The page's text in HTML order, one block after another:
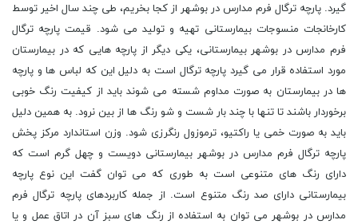
گیرد. پارچه ترگال فرم مدارس در بوشهر از کجا بخریم، طی چند سال اخیر توسط
کارخانجات منسوجات بیمارستانی تهیه و تولید می شود. قیمت پارچه ترگال
فرم مدارس در بوشهر بیمارستانی، یکی دیگر از پارچه هایی که در بیمارستان
مورد استفاده قرار می گیرد پارچه ترگال است به دلیل این که لباس ها و پارچه
ها در بیمارستان به صورت مداوم شسته می شوند باید از کیفیت رنگ خوبی
برخوردار باشند تا تنها با چند بار شست و شو رنگ ها از بین نرود. به همین دلیل
باید به صورت خمی یا راکتیو، ترموزول رنگرزی شود. وزن استاندارد مرکز پخش
پارچه ترگال فرم مدارس در بوشهر بیمارستانی دویست و چهل گرم است که
دارای رنگ های متنوعی است به طوری که می توان گفت این نوع پارچه
بیمارستانی دارای صد رنگ متنوع است. از جمله کاربردهای پارچه ترگال فرم
مدارس در بوشهر می توان به استفاده از رنگ های سبز آن در اتاق عمل و یا